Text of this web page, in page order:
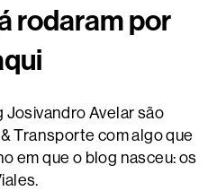
rodaram por
Josivandro Avelar são
Transporte com algo que
em que o blog nasceu: os